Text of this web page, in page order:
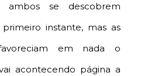
se descobrem
instante, mas as
em nada o
acontecendo página a